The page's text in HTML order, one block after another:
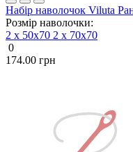
Набір наволочок Viluta
Розмір наволочки:
2 х 50х70 2 х 70х70
0
174.00 грн